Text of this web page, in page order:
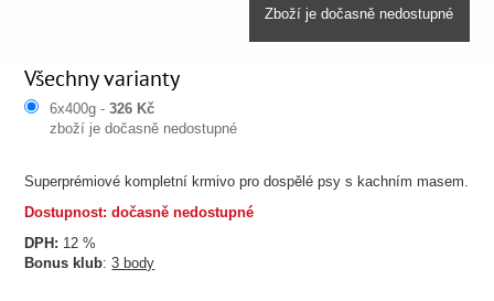
Superprémiové kompletní krmivo pro dospělé psy s kachním masem.
Dostupnost: dočasně nedostupné
DPH: 12 %
Bonus klub:3 body
Zboží je dočasně nedostupné
Všechny varianty
6x400g -326 Kč
zboží je dočasně nedostupné